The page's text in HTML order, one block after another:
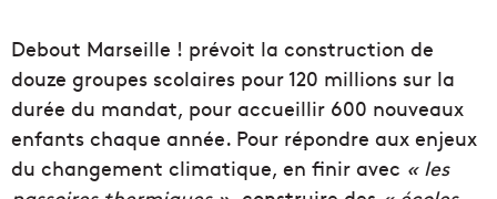
Debout Marseille ! prévoit la construction de
douze groupes scolaires pour 120 millions sur la
durée du mandat, pour accueillir 600 nouveaux
enfants chaque année. Pour répondre aux enjeux
du changement climatique, en finir avec « les